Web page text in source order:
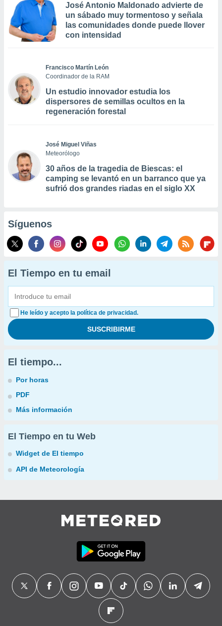
José Antonio Maldonado advierte de
un sábado muy tormentoso y señala
las comunidades donde puede llover
con intensidad
Francisco Martín León
Coordinador de la RAM
Un estudio innovador estudia los
dispersores de semillas ocultos en la
regeneración forestal
José Miguel Viñas
Meteorólogo
30 años de la tragedia de Biescas: el
camping se levantó en un barranco que ya
sufrió dos grandes riadas en el siglo XX
Síguenos
El Tiempo en tu email
He leído y acepto la política de privacidad.
El tiempo...
Por horas
PDF
Más información
El Tiempo en tu Web
Widget de El tiempo
API de Meteorología